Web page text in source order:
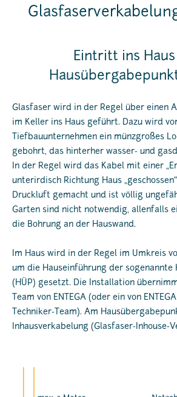
Eintritt ins Haus
Glasfaser wird in der Regel über einen
im Keller ins Haus geführt. Dazu wird
Tiefbauunternehmen ein münzgroßes
gebohrt, das hinterher wasser- und
In der Regel wird das Kabel mit einer
unterirdisch Richtung Haus
Druckluft gemacht und ist völlig
Garten sind nicht notwendig, allenfalls
die Bohrung an der Hauswand.
Im Haus wird in der Regel im Umkreis
um die Hauseinführung der sogenannte
(HÜP) gesetzt. Die Installation
Team von ENTEGA (oder ein von
Techniker-Team). Am
Inhausverkabelung (Glasfaser-Inhouse-